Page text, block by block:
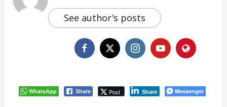
See author's posts
WhatsApp Share Post Share Messenger